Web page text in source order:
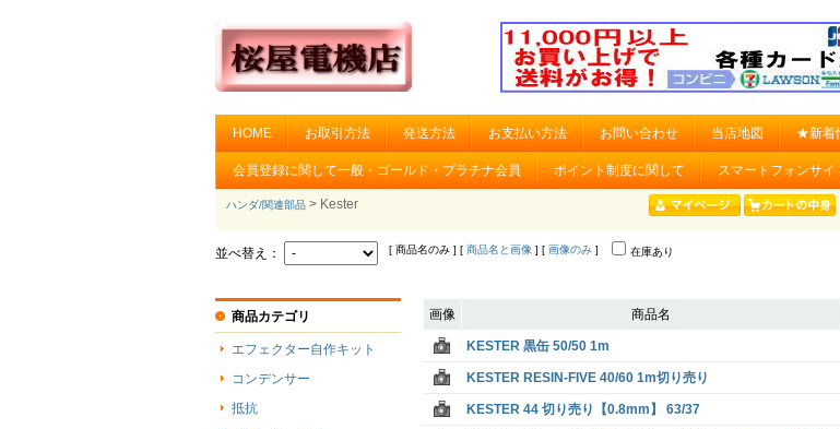
HOME お取引方法 発送方法 お支払い方法 お問い合わせ 当店地図 ★新着
会員登録に関して一般・ゴールド・プラチナ会員 ポイント制度に関して スマートフォンサ
ハンダ/関連部品 > Kester
並べ替え： [ 商品名のみ ] [ 商品名と画像 ] [ 画像のみ ] 在庫あり
画像 商品名
KESTER 黒缶 50/50 1m
KESTER RESIN-FIVE 40/60 1m切り売り
KESTER 44 切り売り【0.8mm】 63/37
商品カテゴリ
エフェクター自作キット
コンデンサー
抵抗